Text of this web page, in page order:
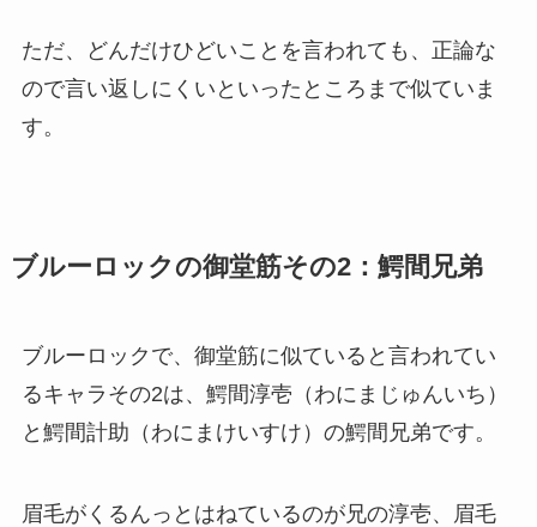
ただ、どんだけひどいことを言われても、正論な
ので言い返しにくいといったところまで似ていま
す。
ブルーロックの御堂筋その2：鰐間兄弟
ブルーロックで、御堂筋に似ていると言われてい
るキャラその2は、鰐間淳壱（わにまじゅんいち）
と鰐間計助（わにまけいすけ）の鰐間兄弟です。
眉毛がくるんっとはねているのが兄の淳壱、眉毛